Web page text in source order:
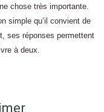
chose très importante.
simple qu’il convient de
ses réponses permettent
à deux.